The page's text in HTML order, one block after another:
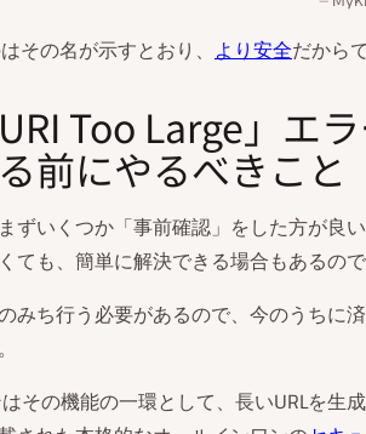
その名が示すとおり、 より安全だから
Too Large」エ
前にやるべきこと
ずいくつか「事前確認」をした方が良
ても、簡単に解決できる場合もあるの
みち行う必要があるので、今のうちに
その機能の一環として、長いURLを生